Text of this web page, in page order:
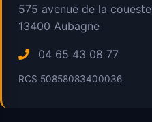
575 avenue de la coueste
13400 Aubagne
04 65 43 08 77
RCS 50858083400036